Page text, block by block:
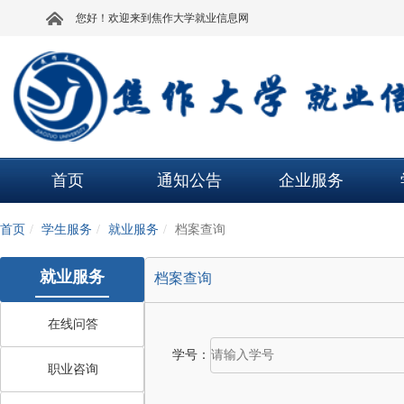
您好！欢迎来到焦作大学就业信息网
首页 通知公告 企业服务
首页 学生服务 就业服务 档案查询
就业服务
在线问答
职业咨询
档案查询
学号：